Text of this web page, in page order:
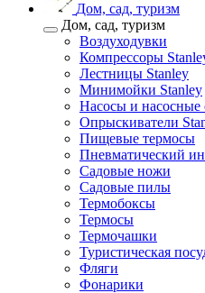
Дом, сад, туризм
Дом, сад, туризм
Воздуходувки
Компрессоры
Лестницы Stanley
Минимойки Stanley
Насосы и насосные
Опрыскиватели
Пищевые термосы
Пневматический
Садовые ножи
Садовые пилы
Термобоксы
Термосы
Термочашки
Туристическая
Фляги
Фонарики